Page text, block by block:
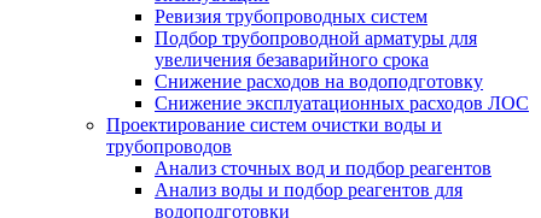
Ревизия трубопроводных систем
Подбор трубопроводной арматуры для
увеличения безаварийного срока
Снижение расходов на водоподготовку
Снижение эксплуатационных расходов ЛОС
Проектирование систем очистки воды и
трубопроводов
Анализ сточных вод и подбор реагентов
Анализ воды и подбор реагентов для
водоподготовки